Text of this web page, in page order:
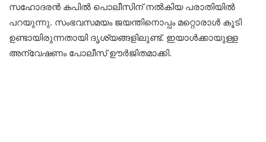
സഹോദരൻ കപിൽ പൊലീസിന് നൽകിയ പരാതിയിൽ
പറയുന്നു. സംഭവസമയം ജയന്തിനൊപ്പം മറ്റൊരാൾ കൂടി
ഉണ്ടായിരുന്നതായി ദൃശ്യങ്ങളിലുണ്ട്. ഇയാൾക്കായുള്ള
അന്വേഷണം പോലീസ് ഊർജിതമാക്കി.